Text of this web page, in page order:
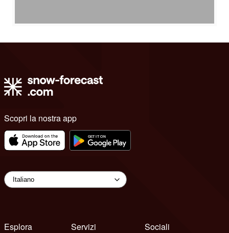
Scopri la nostra app
Esplora
Servizi
Sociali